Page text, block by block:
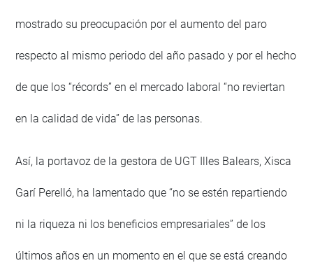
mostrado su preocupación por el aumento del paro
respecto al mismo periodo del año pasado y por el hecho
de que los “récords” en el mercado laboral “no reviertan
en la calidad de vida” de las personas.
Así, la portavoz de la gestora de UGT Illes Balears, Xisca
Garí Perelló, ha lamentado que “no se estén repartiendo
ni la riqueza ni los beneficios empresariales” de los
últimos años en un momento en el que se está creando